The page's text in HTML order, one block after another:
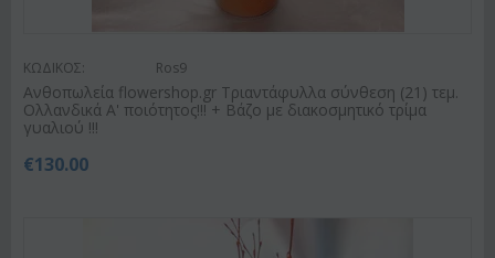
ΚΩΔΙΚΟΣ: Ros9
Ανθοπωλεία flowershop.gr Τριαντάφυλλα σύνθεση (21) τεμ.
Ολλανδικά Α' ποιότητος!!! + Βάζο με διακοσμητικό τρίμα
γυαλιού !!!
€130.00